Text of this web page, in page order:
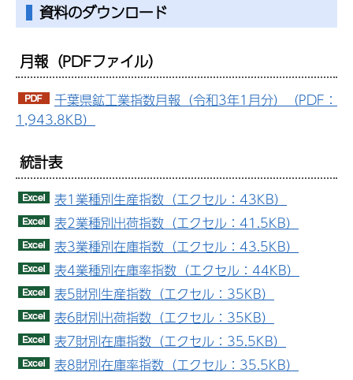
資料のダウンロード
月報（PDFファイル）
千葉県鉱工業指数月報（令和3年1月分）（PDF：
1,943.8KB）
統計表
表1業種別生産指数（エクセル：43KB）
表2業種別出荷指数（エクセル：41.5KB）
表3業種別在庫指数（エクセル：43.5KB）
表4業種別在庫率指数（エクセル：44KB）
表5財別生産指数（エクセル：35KB）
表6財別出荷指数（エクセル：35KB）
表7財別在庫指数（エクセル：35.5KB）
表8財別在庫率指数（エクセル：35.5KB）